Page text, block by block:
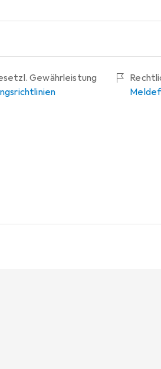
Gewährleistung